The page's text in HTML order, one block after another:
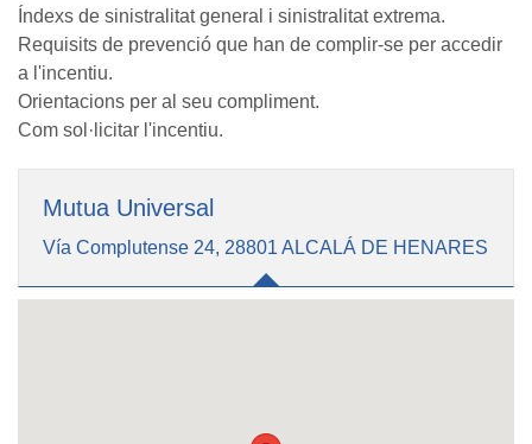
Índexs de sinistralitat general i sinistralitat extrema.
Requisits de prevenció que han de complir-se per accedir
a l'incentiu.
Orientacions per al seu compliment.
Com sol·licitar l'incentiu.
Mutua Universal
Vía Complutense 24, 28801 ALCALÁ DE HENARES